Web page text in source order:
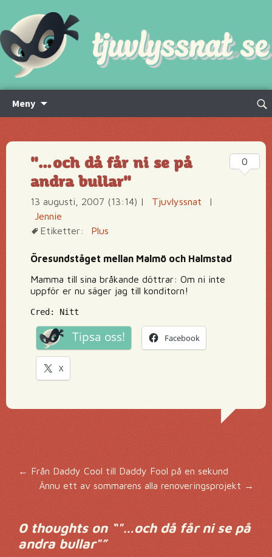
Meny
innehåll
Sök
"…och då får ni se på
andra bullar"
13 augusti, 2007 (13:14) | Tjuvlyssnat
|
Jennie
Etiketter:
Plus
Öresundståget mellan Malmö och Halmstad
Mamma till sina bråkande döttrar: Om ni inte
uppför er nu säger jag till konditorn!
Cred: Nitt
Tipsa oss! Facebook
X
0
Inläggsnavigering
←Från Daddy Cool till Daddy Fool på en sekund
Ännu ett av sommarens alla renoveringsprojekt→
0 thoughts on “"…och då får ni se på
andra bullar"”